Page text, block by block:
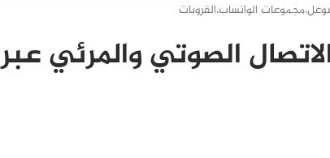
الواتساب،القروبات
الصوتي والمرئي عبر